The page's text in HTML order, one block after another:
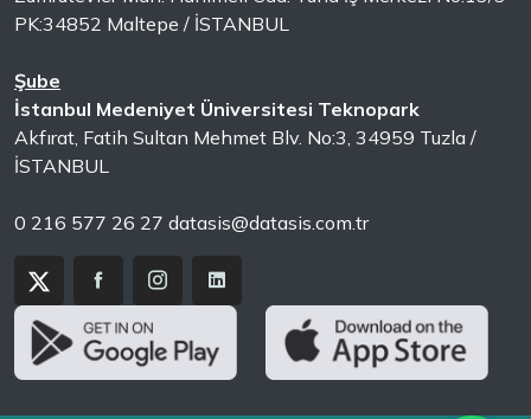
PK:34852 Maltepe / İSTANBUL
Şube
İstanbul Medeniyet Üniversitesi Teknopark
Akfırat, Fatih Sultan Mehmet Blv. No:3, 34959 Tuzla /
İSTANBUL
0 216 577 26 27 datasis@datasis.com.tr